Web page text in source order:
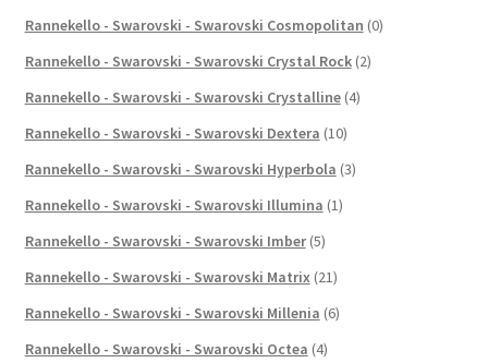
Rannekello - Swarovski - Swarovski Cosmopolitan (0)
Rannekello - Swarovski - Swarovski Crystal Rock (2)
Rannekello - Swarovski - Swarovski Crystalline (4)
Rannekello - Swarovski - Swarovski Dextera (10)
Rannekello - Swarovski - Swarovski Hyperbola (3)
Rannekello - Swarovski - Swarovski Illumina (1)
Rannekello - Swarovski - Swarovski Imber (5)
Rannekello - Swarovski - Swarovski Matrix (21)
Rannekello - Swarovski - Swarovski Millenia (6)
Rannekello - Swarovski - Swarovski Octea (4)